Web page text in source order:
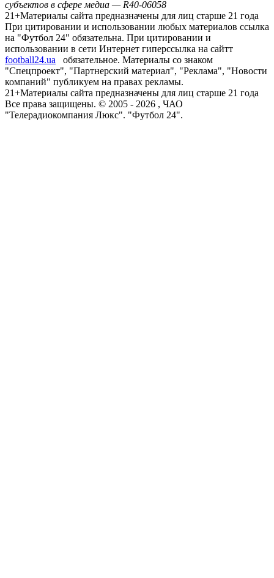
субъектов в сфере медиа — R40-06058
21+Материалы сайта предназначены для лиц старше 21 года
При цитировании и использовании любых материалов ссылка
на "Футбол 24" обязательна. При цитировании и
использовании в сети Интернет гиперссылка на сайтт
football24.ua
обязательное. Материалы со знаком
"Спецпроект", "Партнерский материал", "Реклама", "Новости
компаний" публикуем на правах рекламы.
21+Материалы сайта предназначены для лиц старше 21 года
Все права защищены. © 2005 - 2026 , ЧАО
"Телерадиокомпания Люкс". "Футбол 24".